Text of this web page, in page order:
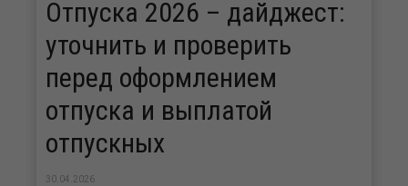
Отпуска 2026 – дайджест:
уточнить и проверить
перед оформлением
отпуска и выплатой
отпускных
30.04.2026